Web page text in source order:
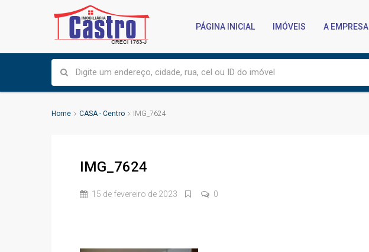
PÁGINA INICIAL IMÓVEIS A EMPRESA
Home CASA - Centro IMG_7624
IMG_7624
15 de fevereiro de 2023 0